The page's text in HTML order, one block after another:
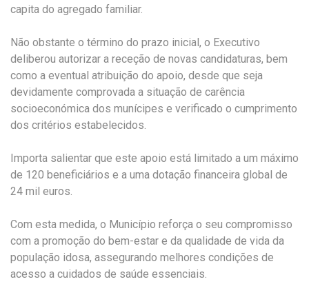
capita do agregado familiar.
Não obstante o término do prazo inicial, o Executivo
deliberou autorizar a receção de novas candidaturas, bem
como a eventual atribuição do apoio, desde que seja
devidamente comprovada a situação de carência
socioeconómica dos munícipes e verificado o cumprimento
dos critérios estabelecidos.
Importa salientar que este apoio está limitado a um máximo
de 120 beneficiários e a uma dotação financeira global de
24 mil euros.
Com esta medida, o Município reforça o seu compromisso
com a promoção do bem-estar e da qualidade de vida da
população idosa, assegurando melhores condições de
acesso a cuidados de saúde essenciais.